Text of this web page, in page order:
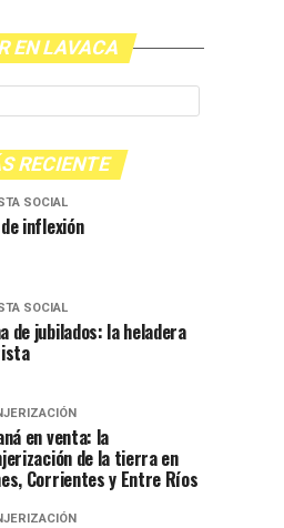
EN LAVACA
RECIENTE
SOCIAL
inflexión
SOCIAL
de jubilados: la heladera
en venta: la
de la tierra en
Corrientes y Entre Ríos